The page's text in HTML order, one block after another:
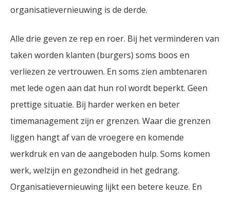
organisatievernieuwing is de derde.
Alle drie geven ze rep en roer. Bij het verminderen van
taken worden klanten (burgers) soms boos en
verliezen ze vertrouwen. En soms zien ambtenaren
met lede ogen aan dat hun rol wordt beperkt. Geen
prettige situatie. Bij harder werken en beter
timemanagement zijn er grenzen. Waar die grenzen
liggen hangt af van de vroegere en komende
werkdruk en van de aangeboden hulp. Soms komen
werk, welzijn en gezondheid in het gedrang.
Organisatievernieuwing lijkt een betere keuze. En